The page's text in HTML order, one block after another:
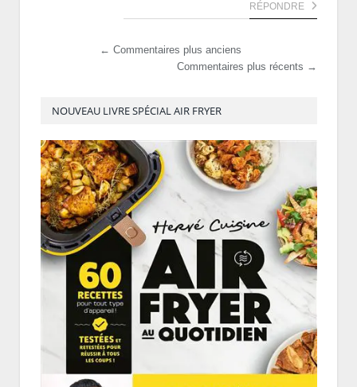
RÉPONDRE
← Commentaires plus anciens
Commentaires plus récents →
NOUVEAU LIVRE SPÉCIAL AIR FRYER